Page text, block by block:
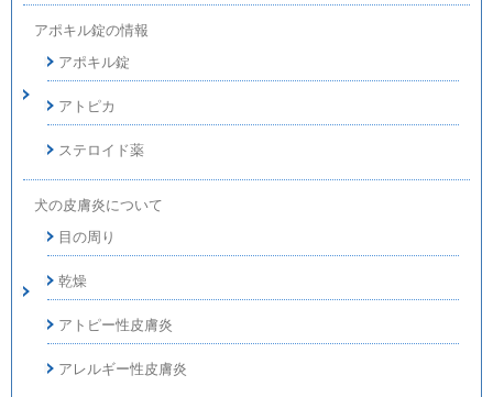
アポキル錠の情報
アポキル錠
アトピカ
ステロイド薬
犬の皮膚炎について
目の周り
乾燥
アトピー性皮膚炎
アレルギー性皮膚炎